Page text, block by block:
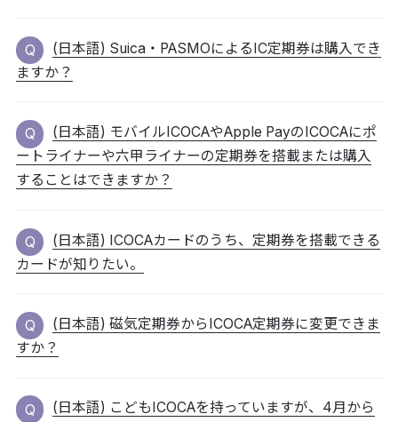
(日本語) Suica・PASMOによるIC定期券は購入でき
ますか？
(日本語) モバイルICOCAやApple PayのICOCAにポ
ートライナーや六甲ライナーの定期券を搭載または購入
することはできますか？
(日本語) ICOCAカードのうち、定期券を搭載できる
カードが知りたい。
(日本語) 磁気定期券からICOCA定期券に変更できま
すか？
(日本語) こどもICOCAを持っていますが、4月から